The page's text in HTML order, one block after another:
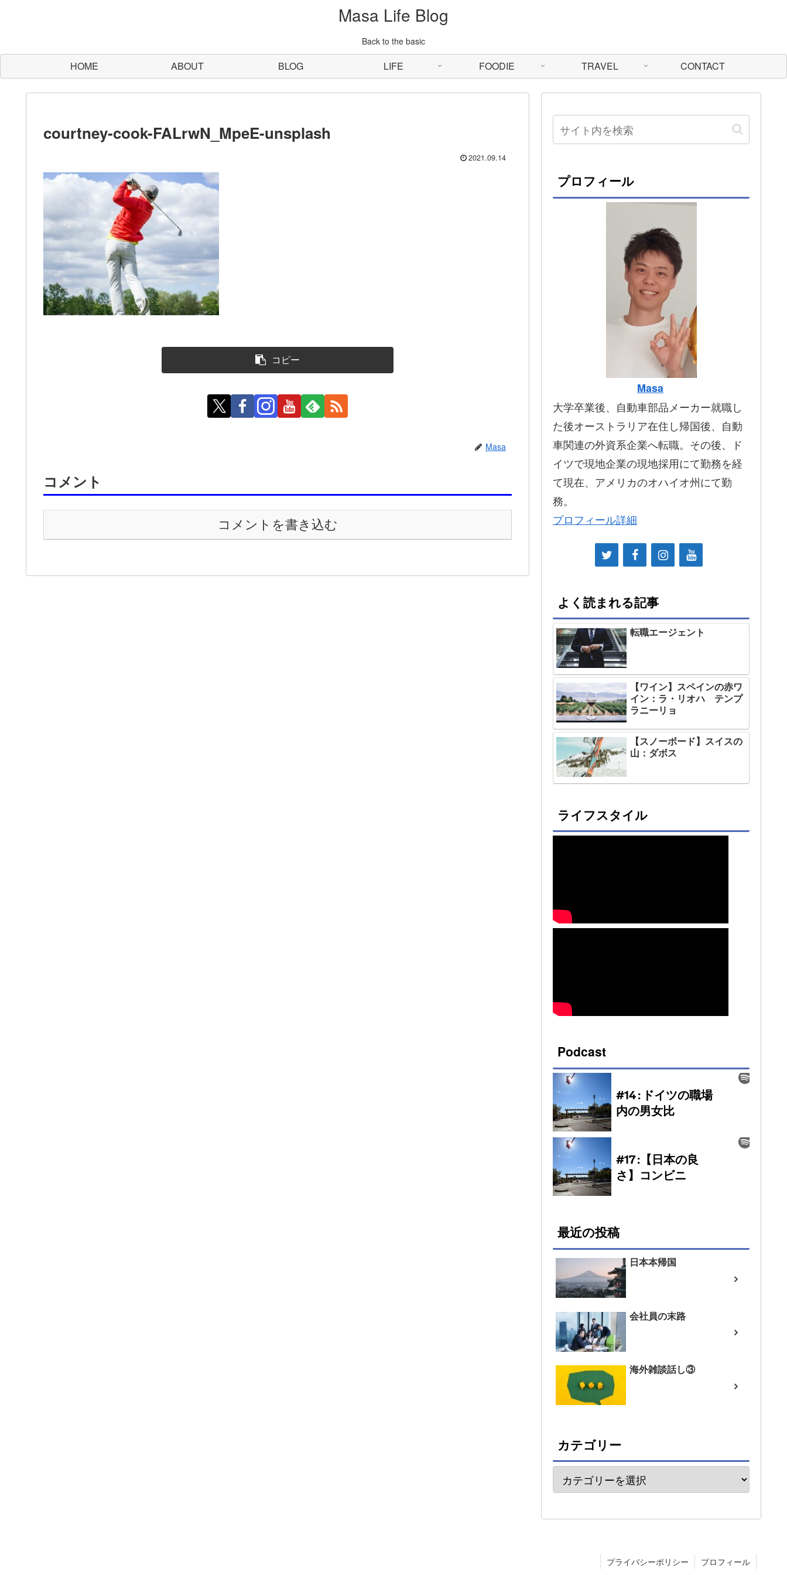
Masa Life Blog
Back to the basic
HOME ABOUT BLOG LIFE FOODIE TRAVEL CONTACT
courtney-cook-FALrwN_MpeE-unsplash
2021.09.14
コピー
Masa
コメント
コメントを書き込む
プロフィール
Masa
大学卒業後、自動車部品メーカー就職し
た後オーストラリア在住し帰国後、自動
車関連の外資系企業へ転職。その後、ド
イツで現地企業の現地採用にて勤務を経
て現在、アメリカのオハイオ州にて勤
務。
プロフィール詳細
よく読まれる記事
転職エージェント
【ワイン】スペインの赤ワ
イン：ラ・リオハ テンプ
ラニーリョ
【スノーボード】スイスの
山：ダボス
ライフスタイル
Podcast
最近の投稿
日本本帰国
会社員の末路
海外雑談話し③
カテゴリー
プライバシーポリシー
プロフィール